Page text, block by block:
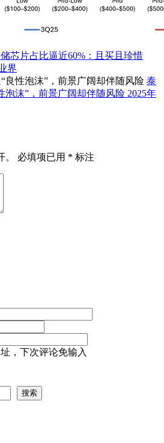
芯片占比逼近60%：且买且珍惜
界
泰
泡沫”，前景广阔却伴随风险 2025年
必填项已用 * 标注
，下次评论免输入
搜索